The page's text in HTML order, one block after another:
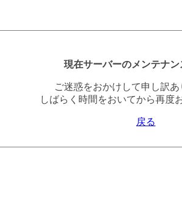
現在サーバーのメンテナン
ご迷惑をおかけして申し訳あ
しばらく時間をおいてから再度
戻る